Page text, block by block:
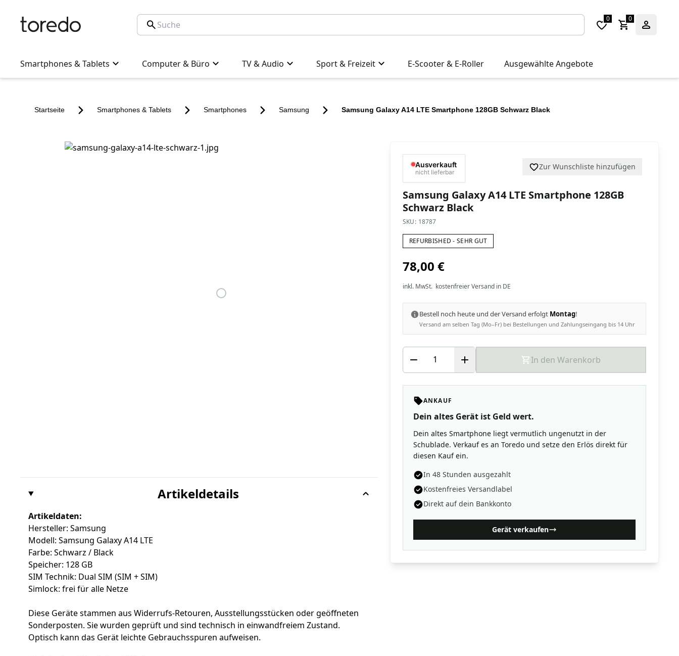
0 0
Smartphones & Tablets Computer & Büro TV & Audio Sport & Freizeit E-Scooter & E-Roller Ausgewählte Angebote
Startseite Smartphones & Tablets Smartphones Samsung Samsung Galaxy A14 LTE Smartphone 128GB Schwarz Black
Ausverkauft
nicht lieferbar
Zur Wunschliste hinzufügen
Samsung Galaxy A14 LTE Smartphone 128GB
Schwarz Black
SKU: 18787
REFURBISHED - SEHR GUT
78,00 €
inkl. MwSt. kostenfreier Versand in DE
Bestell noch heute und der Versand erfolgt Montag!
Versand am selben Tag (Mo–Fr) bei Bestellungen und Zahlungseingang bis 14 Uhr
In den Warenkorb
ANKAUF
Dein altes Gerät ist Geld wert.
Dein altes Smartphone liegt vermutlich ungenutzt in der
Schublade. Verkauf es an Toredo und setze den Erlös direkt für
diesen Kauf ein.
In 48 Stunden ausgezahlt
Kostenfreies Versandlabel
Direkt auf dein Bankkonto
Gerät verkaufen
Artikeldetails
Artikeldaten:
Hersteller: Samsung
Modell: Samsung Galaxy A14 LTE
Farbe: Schwarz / Black
Speicher: 128 GB
SIM Technik: Dual SIM (SIM + SIM)
Simlock: frei für alle Netze
Diese Geräte stammen aus Widerrufs-Retouren, Ausstellungsstücken oder geöffneten
Sonderposten. Sie wurden geprüft und sind technisch in einwandfreiem Zustand.
Optisch kann das Gerät leichte Gebrauchsspuren aufweisen.